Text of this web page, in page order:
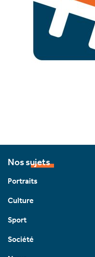
Nos sujets
Portraits
Culture
Sport
Société